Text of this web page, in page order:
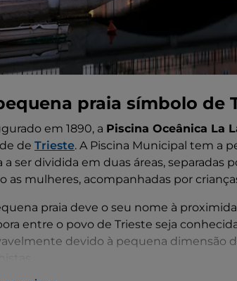
praia símbolo de
em 1890, a Piscina Oceânica La
de Trieste. A Piscina Municipal tem a
a ser dividida em duas áreas,
as mulheres, acompanhadas por
praia deve o seu nome à
entre o povo de Trieste seja
devido à pequena dimensão